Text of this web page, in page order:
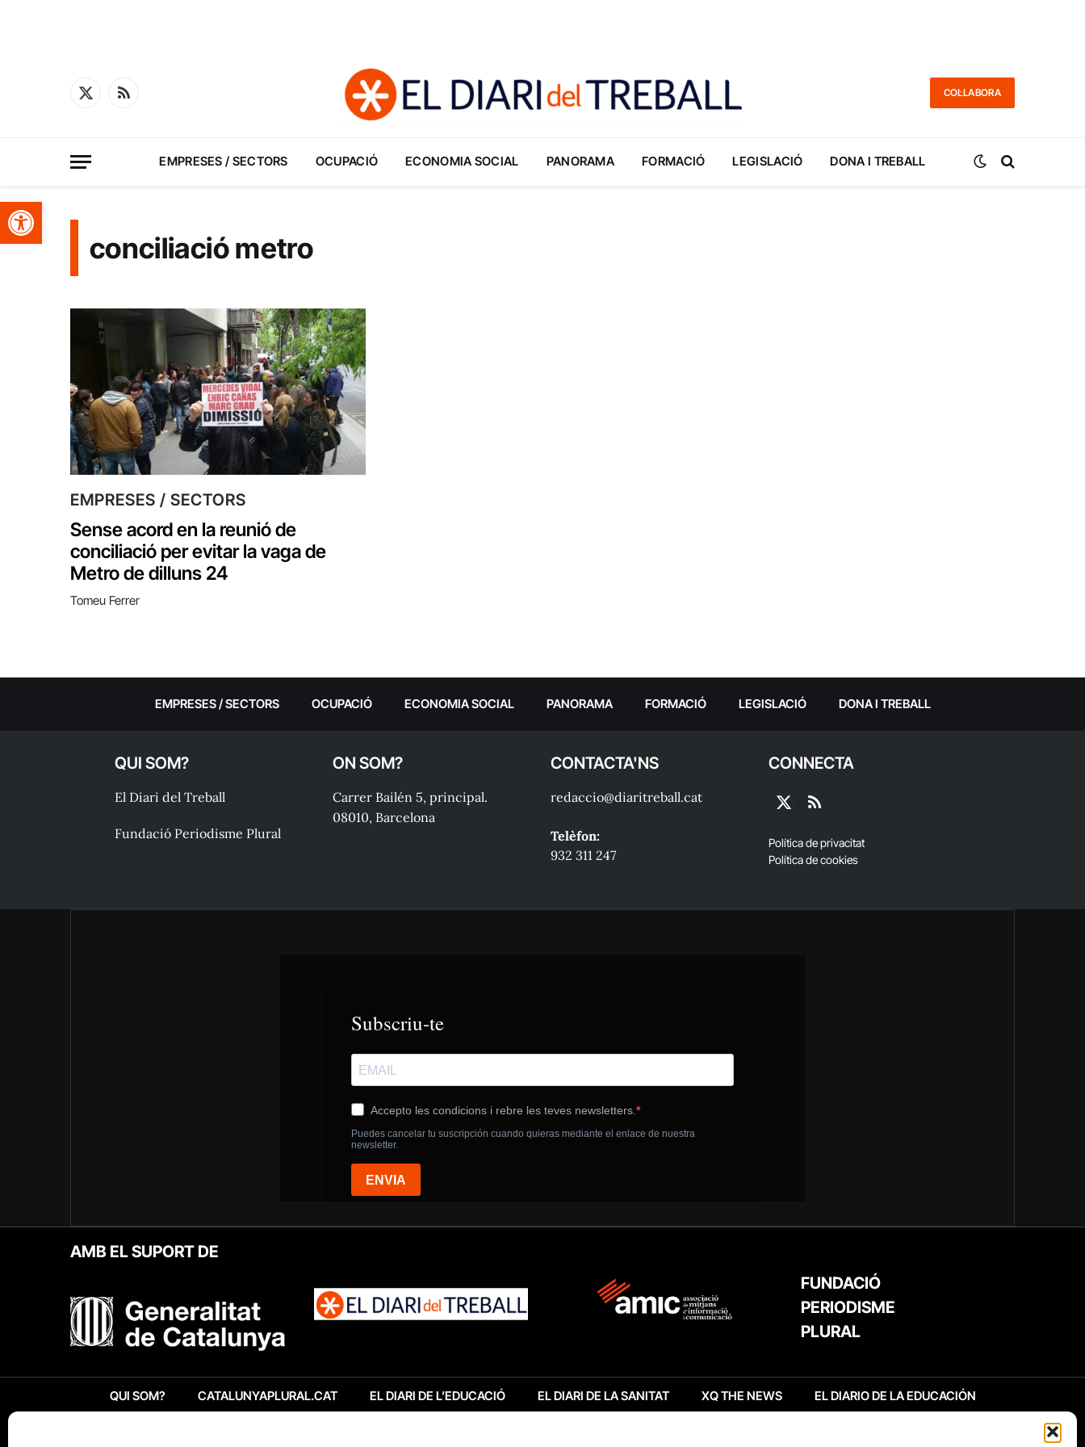
Obre la barra d'eines
X
RSS
COL·LABORA
EMPRESES / SECTORS OCUPACIÓ ECONOMIA SOCIAL PANORAMA FORMACIÓ LEGISLACIÓ DONA I TREBALL
conciliació metro
EMPRESES / SECTORS
Sense acord en la reunió de
conciliació per evitar la vaga de
Metro de dilluns 24
Tomeu Ferrer
EMPRESES / SECTORS OCUPACIÓ ECONOMIA SOCIAL PANORAMA FORMACIÓ LEGISLACIÓ DONA I TREBALL
QUI SOM?
El Diari del Treball
Fundació Periodisme Plural
ON SOM?
Carrer Bailén 5, principal.
08010, Barcelona
CONTACTA'NS
redaccio@diaritreball.cat
Telèfon:
932 311 247
CONNECTA
X
RSS
Política de privacitat
Política de cookies
AMB EL SUPORT DE
FUNDACIÓ
PERIODISME
PLURAL
QUI SOM? CATALUNYAPLURAL.CAT EL DIARI DE L’EDUCACIÓ EL DIARI DE LA SANITAT XQ THE NEWS EL DIARIO DE LA EDUCACIÓN